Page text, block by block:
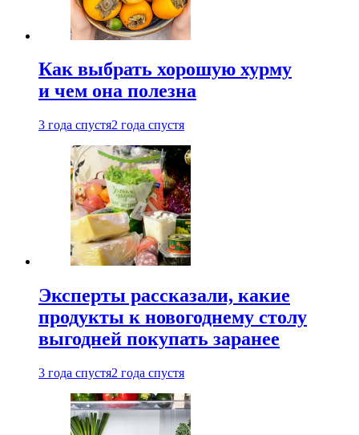
Как выбрать хорошую хурму
и чем она полезна
3 года спустя2 года спустя
Эксперты рассказали, какие
продукты к новогоднему столу
выгодней покупать заранее
3 года спустя2 года спустя